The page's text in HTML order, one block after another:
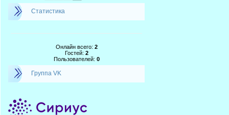
Статистика
Онлайн всего: 2
Гостей: 2
Пользователей: 0
Группа VK